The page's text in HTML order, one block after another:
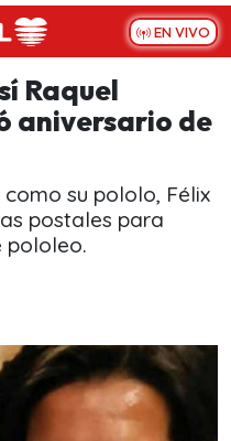
EN VIVO
Raquel
aniversario de
su pololo, Félix
postales para
pololeo.